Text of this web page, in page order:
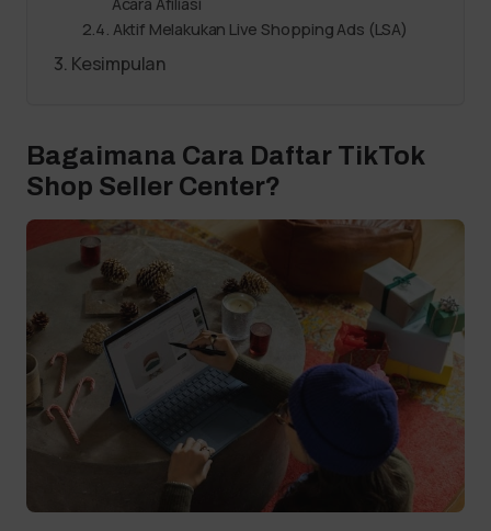
Aktif Melakukan Live Shopping Ads (LSA)
Kesimpulan
Bagaimana Cara Daftar TikTok
Shop Seller Center?